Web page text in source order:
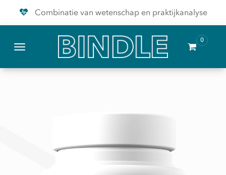
Combinatie van wetenschap en praktijkanalyse
Samen genezen wij de zorg
Toggle navigation
0